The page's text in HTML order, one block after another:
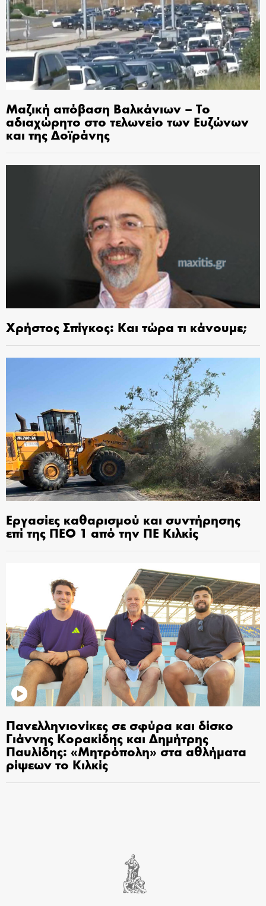
Μαζική απόβαση Βαλκάνιων – Το
αδιαχώρητο στο τελωνείο των Ευζώνων
και της Δοϊράνης
Χρήστος Σπίγκος: Και τώρα τι κάνουμε;
Εργασίες καθαρισμού και συντήρησης
επί της ΠΕΟ 1 από την ΠΕ Κιλκίς
Πανελληνιονίκες σε σφύρα και δίσκο
Γιάννης Κορακίδης και Δημήτρης
Παυλίδης: «Μητρόπολη» στα αθλήματα
ρίψεων το Κιλκίς